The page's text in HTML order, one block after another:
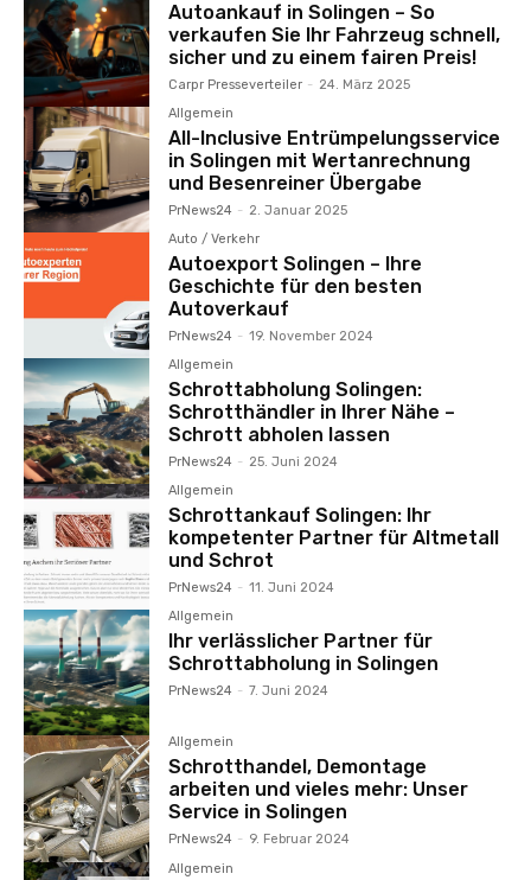
Autoankauf in Solingen – So
verkaufen Sie Ihr Fahrzeug schnell,
sicher und zu einem fairen Preis!
Carpr Presseverteiler - 24. März 2025
Allgemein
All-Inclusive Entrümpelungsservice
in Solingen mit Wertanrechnung
und Besenreiner Übergabe
PrNews24 - 2. Januar 2025
Auto / Verkehr
Autoexport Solingen – Ihre
Geschichte für den besten
Autoverkauf
PrNews24 - 19. November 2024
Allgemein
Schrottabholung Solingen:
Schrotthändler in Ihrer Nähe –
Schrott abholen lassen
PrNews24 - 25. Juni 2024
Allgemein
Schrottankauf Solingen: Ihr
kompetenter Partner für Altmetall
und Schrot
PrNews24 - 11. Juni 2024
Allgemein
Ihr verlässlicher Partner für
Schrottabholung in Solingen
PrNews24 - 7. Juni 2024
Allgemein
Schrotthandel, Demontage
arbeiten und vieles mehr: Unser
Service in Solingen
PrNews24 - 9. Februar 2024
Allgemein